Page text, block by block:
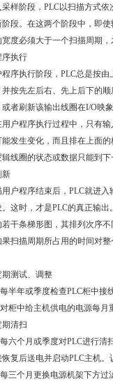
采样阶段，PLC以扫描方式
阶段。在这两个阶段中，即
度必须大于一个扫描周期
序执行
程序执行阶段，PLC总是按
并按先左后右、先上后下的
者刷新该输出线圈在I/O映
用户程序执行过程中，只有
能发生变化，而且排在上面
线圈的状态或数据只能到
新
用户程序结束后，PLC就进
这时，才是PLC的真正输出。
若干条梯形图，其排列次序
扫描周期所占用的时间对
期测试、调整
半年或季度检查PLC柜中接
柜中给主机供电的电源每月
清扫
六个月或季度对PLC进行清
复后送电并启动PLC主机。
三个月更换电源机架下方过